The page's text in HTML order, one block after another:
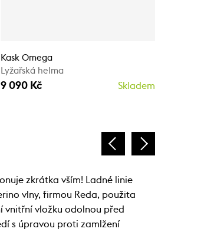
Kask Omega
Lyžařská helma
9 090 Kč Skladem
zkrátka vším! Ladné linie
vlny, firmou Reda, použita
vnitřní vložku odolnou před
s úpravou proti zamlžení